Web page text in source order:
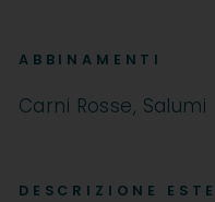
ABBINAMENTI
Carni Rosse, Salumi
DESCRIZIONE